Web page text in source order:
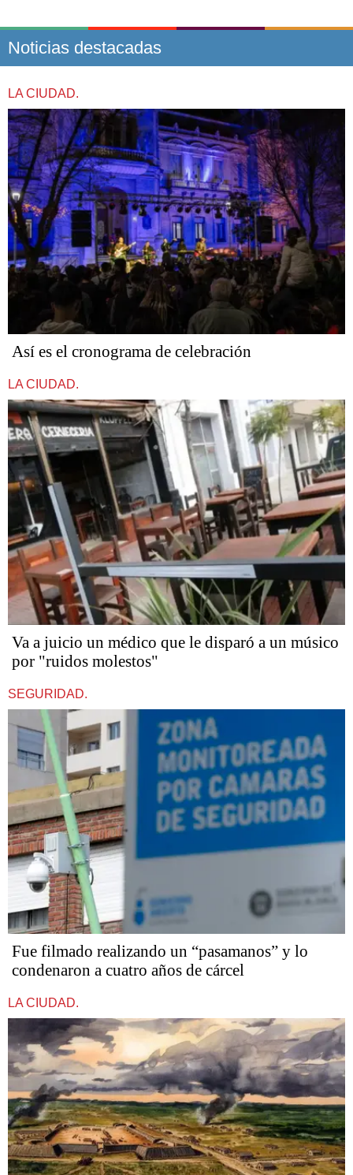
Noticias destacadas
LA CIUDAD.
Así es el cronograma de celebración
LA CIUDAD.
Va a juicio un médico que le disparó a un músico
por "ruidos molestos"
SEGURIDAD.
Fue filmado realizando un “pasamanos” y lo
condenaron a cuatro años de cárcel
LA CIUDAD.